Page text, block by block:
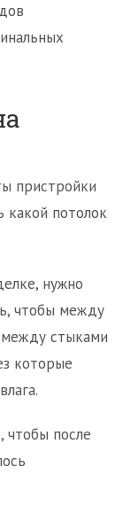
пристройки
какой потолок
нужно
чтобы между
стыками
которые
чтобы после